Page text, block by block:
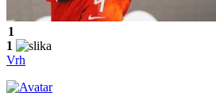
1
1
Vrh